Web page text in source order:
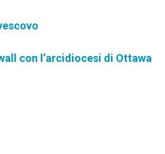
con l’arcidiocesi di Ottawa